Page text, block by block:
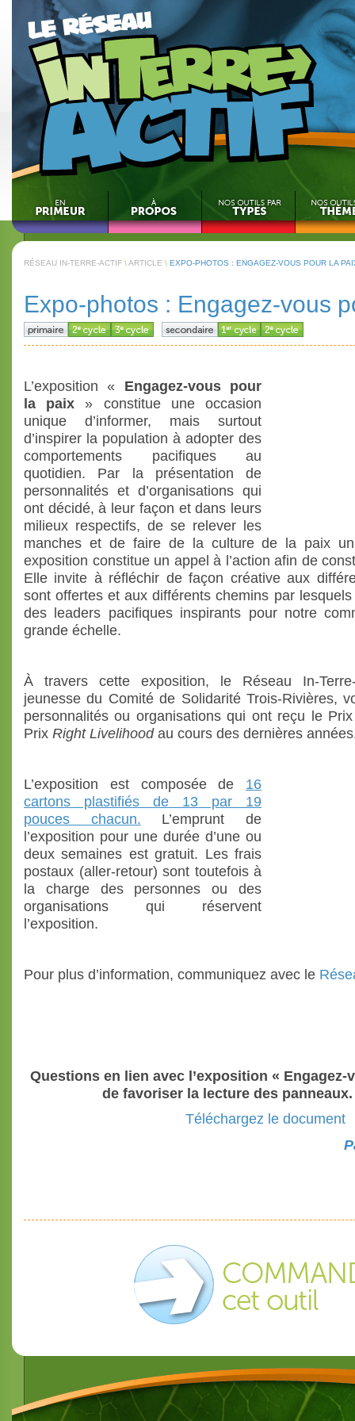
RÉSEAU IN-TERRE-ACTIF \ARTICLE \ EXPO-PHOTOS : ENGAGEZ-VOUS POUR LA
Expo-photos : Engagez-vous
L’exposition « Engagez-vous pour
la paix » constitue une occasion
unique d’informer, mais surtout
d’inspirer la population à adopter des
comportements pacifiques au
quotidien. Par la présentation de
personnalités et d’organisations qui
ont décidé, à leur façon et dans leurs
milieux respectifs, de se relever les
manches et de faire de la culture de la paix
exposition constitue un appel à l’action afin de
Elle invite à réfléchir de façon créative aux
sont offertes et aux différents chemins par
des leaders pacifiques inspirants pour notre
grande échelle.
À travers cette exposition, le Réseau In-
jeunesse du Comité de Solidarité Trois-Rivières,
personnalités ou organisations qui ont reçu le
Prix RightLivelihoodau cours des dernières
L’exposition est composée de 16
cartons plastifiés de 13 par 19
pouces chacun. L’emprunt de
l’exposition pour une durée d’une ou
deux semaines est gratuit. Les frais
postaux (aller-retour) sont toutefois à
la charge des personnes ou des
organisations qui réservent
l’exposition.
Pour plus d’information, communiquez avec le
Questions en lien avec l’exposition « Engagez-
de favoriser la lecture des
Téléchargez le document